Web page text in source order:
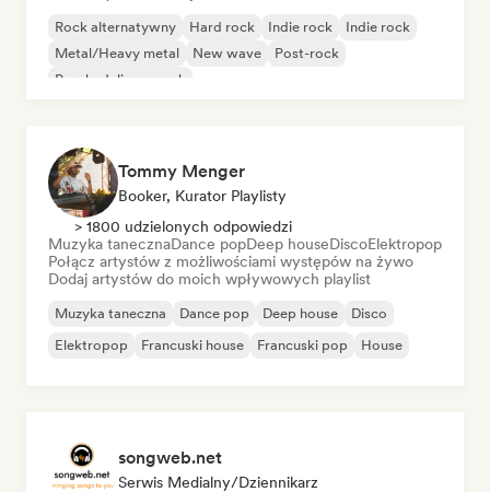
Rock alternatywny Hard rock Indie rock
Indie rock
Metal/Heavy metal
New wave
Post-rock
Psychedeliczny rock
Tommy Menger
Booker, Kurator Playlisty
> 1800 udzielonych odpowiedzi
Muzyka tanecznaDance popDeep houseDiscoElektropop
Połącz artystów z możliwościami występów na żywo
Dodaj artystów do moich wpływowych playlist
Muzyka taneczna Dance pop Deep house
Disco
Elektropop
Francuski house Francuski pop House
songweb.net
Serwis Medialny/Dziennikarz